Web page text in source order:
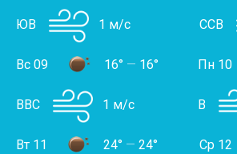
ЮВ 1 м/с ССВ
Вс 09 16° — 16°
ВВС 1 м/с
Пн 10
В
Вт 11 24° — 24° Ср 12